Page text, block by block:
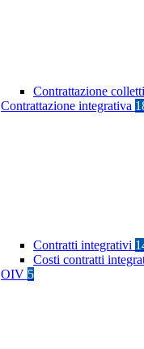
Contrattazione
Contrattazione integrativa
Contratti integrativi
Costi contratti
OIV 5